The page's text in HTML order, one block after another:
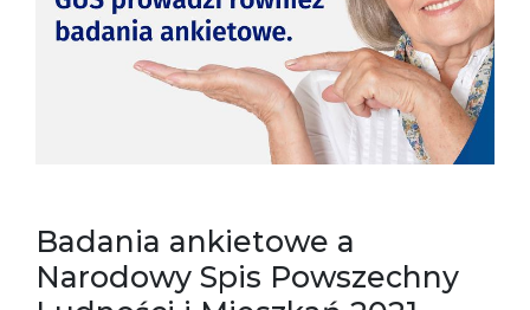
Badania ankietowe a
Narodowy Spis Powszechny